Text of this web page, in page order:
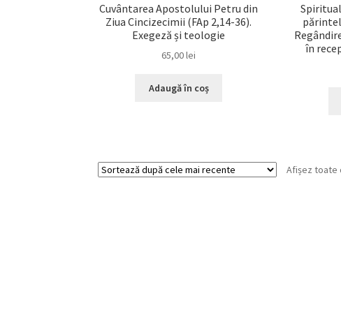
Cuvântarea Apostolului Petru din
Ziua Cincizecimii (FAp 2,14-36).
Exegeză și teologie
65,00lei
Adaugă în coș
în
Afișez toate